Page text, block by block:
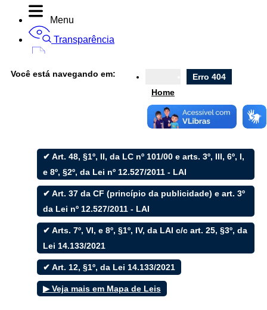
Menu
Transparência
Filtrar por todos
Acesso à Informação
Cidadão
Empresas
Fotos
Notícias
Secretarias
Servidor
Você está navegando em:
Home
Erro 404
✔ Art. 48, §1º, II, da LC nº 101/00 e arts. 3º, III, 6º, I,
e 8º, §2º, da Lei nº 12.527/2011 - LAI
✔ Art. 37 da CF (princípio da publicidade) e art. 3º
da Lei nº 12.527/2011 - LAI
✔ Arts. 7º, VI, e 8º, §1º, IV, da LAI c/c art. 25, §3º, da
Lei 14.133/2021
✔ Art. 12, §1º, da Lei 14.133/2021
▶ Veja mais em Mapa de Leis